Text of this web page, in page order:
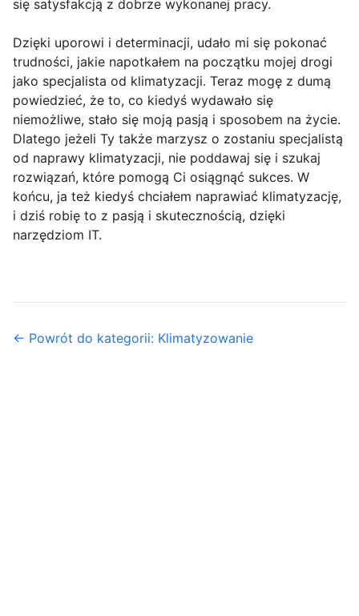
się satysfakcją z dobrze wykonanej pracy.
Dzięki uporowi i determinacji, udało mi się pokonać
trudności, jakie napotkałem na początku mojej drogi
jako specjalista od klimatyzacji. Teraz mogę z dumą
powiedzieć, że to, co kiedyś wydawało się
niemożliwe, stało się moją pasją i sposobem na życie.
Dlatego jeżeli Ty także marzysz o zostaniu specjalistą
od naprawy klimatyzacji, nie poddawaj się i szukaj
rozwiązań, które pomogą Ci osiągnąć sukces. W
końcu, ja też kiedyś chciałem naprawiać klimatyzację,
i dziś robię to z pasją i skutecznością, dzięki
narzędziom IT.
← Powrót do kategorii: Klimatyzowanie